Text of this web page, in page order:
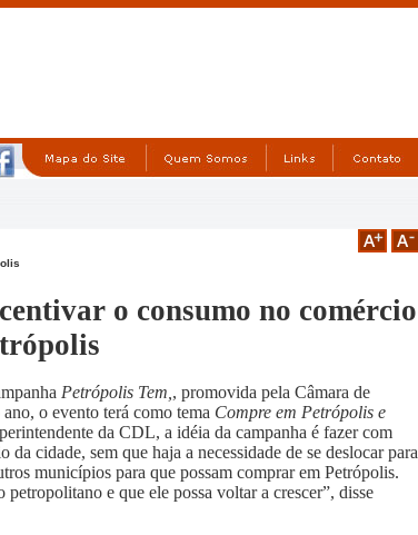
o consumo no comércio
Petrópolis Tem, , promovida pela Câmara de
o evento terá como tema Compre em Petrópolis e
da CDL, a idéia da campanha é fazer com
cidade, sem que haja a necessidade de se deslocar para
municípios para que possam comprar em Petrópolis.
e que ele possa voltar a crescer”, disse